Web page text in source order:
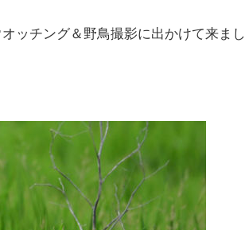
ッチング＆野鳥撮影に出かけて来まし